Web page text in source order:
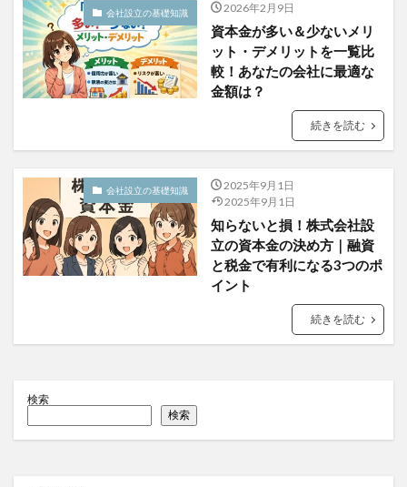
会社設立の基礎知識 2026年2月9日
資本金が多い＆少ないメリ
ット・デメリットを一覧比
較！あなたの会社に最適な
金額は？
続きを読む
会社設立の基礎知識
2025年9月1日
2025年9月1日
知らないと損！株式会社設
立の資本金の決め方｜融資
と税金で有利になる3つのポ
イント
続きを読む
検索
検索